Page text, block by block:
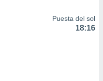
Puesta del sol
18:16